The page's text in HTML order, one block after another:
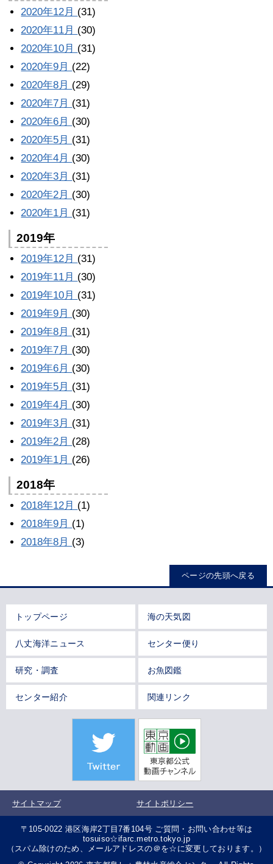
2020年12月 (31)
2020年11月 (30)
2020年10月 (31)
2020年9月 (22)
2020年8月 (29)
2020年7月 (31)
2020年6月 (30)
2020年5月 (31)
2020年4月 (30)
2020年3月 (31)
2020年2月 (30)
2020年1月 (31)
2019年
2019年12月 (31)
2019年11月 (30)
2019年10月 (31)
2019年9月 (30)
2019年8月 (31)
2019年7月 (30)
2019年6月 (30)
2019年5月 (31)
2019年4月 (30)
2019年3月 (31)
2019年2月 (28)
2019年1月 (26)
2018年
2018年12月 (1)
2018年9月 (1)
2018年8月 (3)
ページの先頭へ戻る
トップページ 海の天気図
八丈海洋ニュース センター便り
研究・調査 お魚図鑑
センター紹介 関連リンク
サイトマップ サイトポリシー
〒105-0022 港区海岸2丁目7番104号 ご質問・お問い合わせ等は
tosuiso☆ifarc.metro.tokyo.jp
（スパム除けのため、メールアドレスの＠を☆に変更しております。）